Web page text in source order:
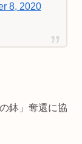
8, 2020
鉢」奪還に協